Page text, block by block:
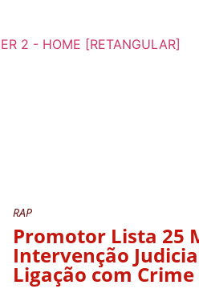
RAP
Promotor Lista 25
Intervenção
Ligação com